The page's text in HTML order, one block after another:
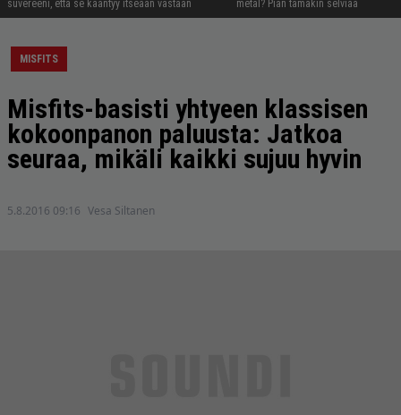
suvereeni, että se kääntyy itseään vastaan
metal? Pian tämäkin selviää
MISFITS
Misfits-basisti yhtyeen klassisen
kokoonpanon paluusta: Jatkoa
seuraa, mikäli kaikki sujuu hyvin
5.8.2016 09:16 Vesa Siltanen